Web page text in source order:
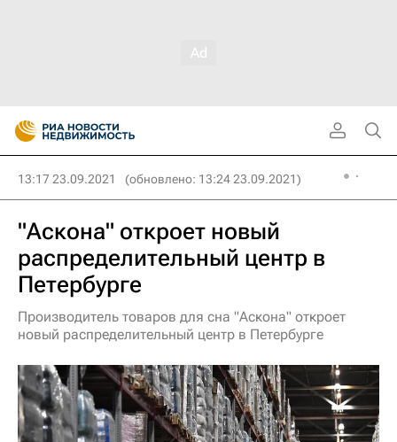
13:17 23.09.2021 (обновлено: 13:24 23.09.2021)
"Аскона" откроет новый
распределительный центр в
Петербурге
Производитель товаров для сна "Аскона" откроет
новый распределительный центр в Петербурге